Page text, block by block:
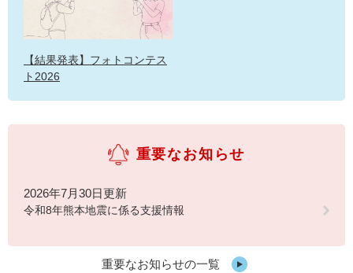
【結果発表】フォトコンテス
ト2026
重要なお知らせ
2026年7月30日更新
令和8年熊本地震に係る支援情報
重要なお知らせの一覧